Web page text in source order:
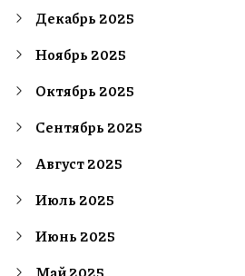
Декабрь 2025
Ноябрь 2025
Октябрь 2025
Сентябрь 2025
Август 2025
Июль 2025
Июнь 2025
Май 2025